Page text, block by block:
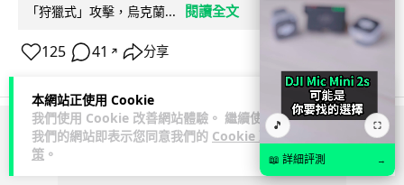
本網站正使用 Cookie
我們使用 Cookie 改善網站體驗。 繼續使用
我們的網站即表示您同意我們的 Cookie 政
策 。
「狩獵式」攻擊，烏克蘭...
閱讀全文
125 41 ↗ 分享
ADVERTISEMENT
🎵 ⛶
📖 詳細評測 →